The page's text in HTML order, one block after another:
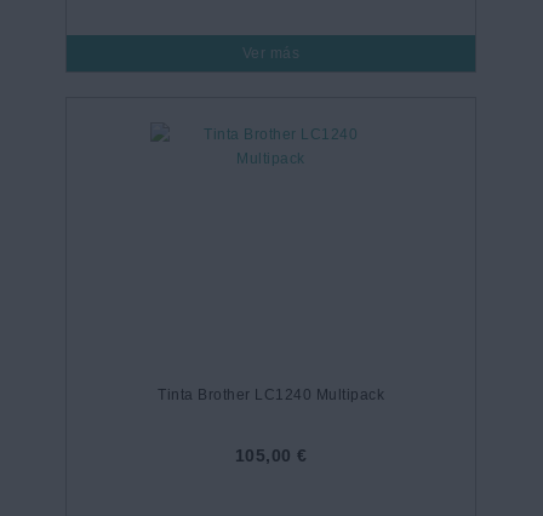
Ver más
Tinta Brother LC1240 Multipack
105,00 €